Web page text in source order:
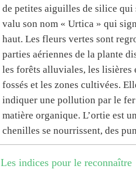
de petites aiguilles de silice qui
valu son nom « Urtica » qui
haut. Les fleurs vertes sont
parties aériennes de la plante
les forêts alluviales, les lisières
fossés et les zones cultivées.
indiquer une pollution par le
matière organique. L’ortie est
chenilles se nourrissent, des
Les indices pour le reconnaître